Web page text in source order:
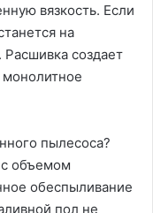
вязкость. Если
на
Расшивка создает
монолитное
пылесоса?
объемом
обеспыливание
пол не